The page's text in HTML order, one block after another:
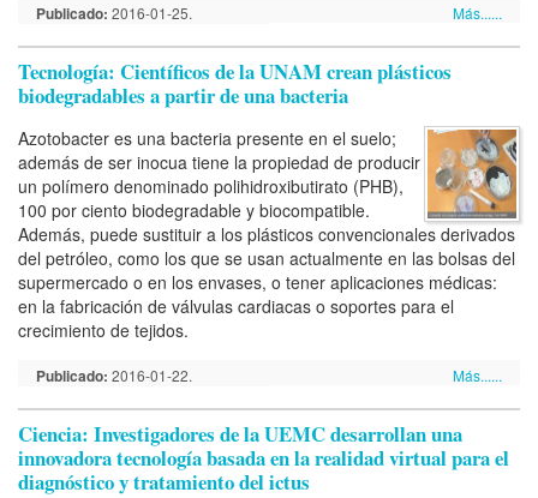
Publicado: 2016-01-25. Más......
Tecnología: Científicos de la UNAM crean plásticos
biodegradables a partir de una bacteria
Azotobacter es una bacteria presente en el suelo;
además de ser inocua tiene la propiedad de producir
un polímero denominado polihidroxibutirato (PHB),
100 por ciento biodegradable y biocompatible.
Además, puede sustituir a los plásticos convencionales derivados
del petróleo, como los que se usan actualmente en las bolsas del
supermercado o en los envases, o tener aplicaciones médicas:
en la fabricación de válvulas cardiacas o soportes para el
crecimiento de tejidos.
Publicado: 2016-01-22. Más......
Ciencia: Investigadores de la UEMC desarrollan una
innovadora tecnología basada en la realidad virtual para el
diagnóstico y tratamiento del ictus